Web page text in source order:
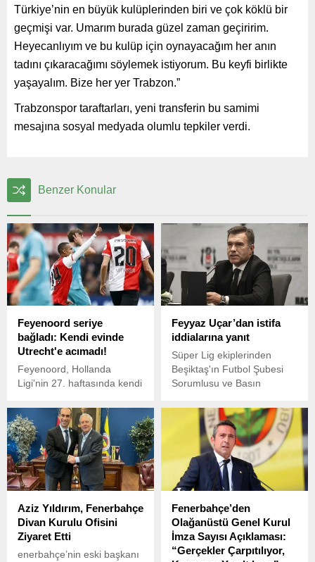
Türkiye’nin en büyük kulüplerinden biri ve çok köklü bir
geçmişi var. Umarım burada güzel zaman geçiririm.
Heyecanlıyım ve bu kulüp için oynayacağım her anın
tadını çıkaracağımı söylemek istiyorum. Bu keyfi birlikte
yaşayalım. Bize her yer Trabzon.”
Trabzonspor taraftarları, yeni transferin bu samimi
mesajına sosyal medyada olumlu tepkiler verdi.
Benzer Konular
Feyenoord seriye
bağladı: Kendi evinde
Utrecht'e acımadı!
Feyenoord, Hollanda
Ligi'nin 27. haftasında kendi
Utrecht'i 4-2 mağlup etti.
Feyyaz Uçar’dan istifa
iddialarına yanıt
Süper Lig ekiplerinden
Beşiktaş'ın Futbol Şubesi
Sorumlusu ve Basın
ayrılık iddiaları sonrasında
sosyal medya hesabından
paylaşımda bulundu.
Aziz Yıldırım, Fenerbahçe
Divan Kurulu Ofisini
Ziyaret Etti
enerbahçe’nin eski başkanı
Fenerbahçe’den
Olağanüstü Genel Kurul
İmza Sayısı Açıklaması:
“Gerçekler Çarpıtılıyor,